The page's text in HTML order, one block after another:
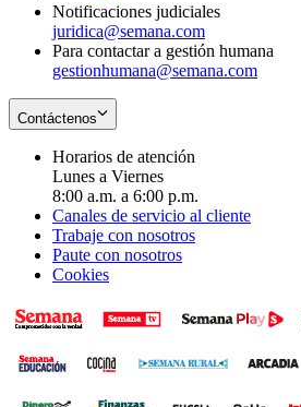
Notificaciones judiciales
juridica@semana.com
Para contactar a gestión humana
gestionhumana@semana.com
Contáctenos
Horarios de atención
Lunes a Viernes
8:00 a.m. a 6:00 p.m.
Canales de servicio al cliente
Trabaje con nosotros
Paute con nosotros
Cookies